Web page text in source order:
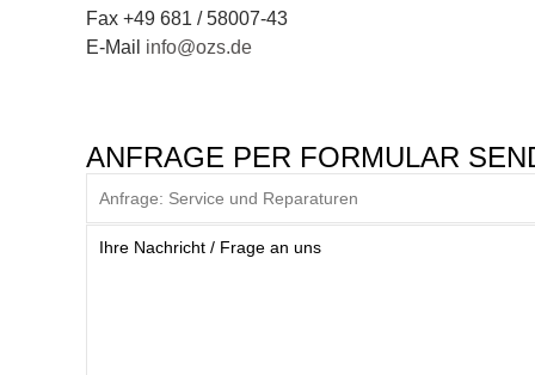
Fax +49 681 / 58007-43
E-Mail info@ozs.de
ANFRAGE PER FORMULAR